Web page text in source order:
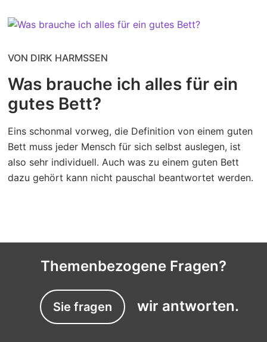
VON DIRK HARMSSEN
Was brauche ich alles für ein
gutes Bett?
Eins schonmal vorweg, die Definition von einem guten
Bett muss jeder Mensch für sich selbst auslegen, ist
also sehr individuell. Auch was zu einem guten Bett
dazu gehört kann nicht pauschal beantwortet werden.
Themenbezogene Fragen?
Sie fragen wir antworten.